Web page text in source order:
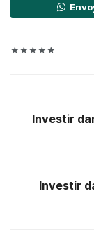
★★★★★
Investir
Investir